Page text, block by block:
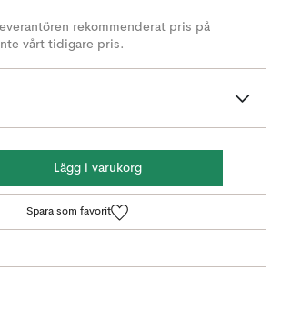
rekommenderat pris på
vårt tidigare pris.
Lägg i varukorg
Spara som favorit